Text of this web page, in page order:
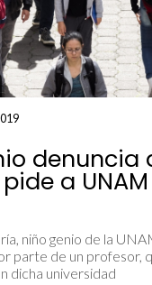
denuncia
a
niño genio de la
parte de un profesor,
dicha universidad